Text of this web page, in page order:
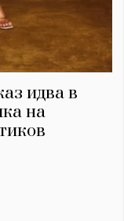
идва в
на